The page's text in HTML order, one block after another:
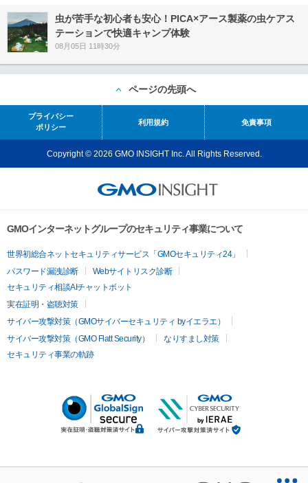
虫が苦手な初心者も安心！PICA×アース製薬の虫ケアス
テーションで快適キャンプ体験
08月05日 11時30分
ページの先頭へ
プライバシー
ポリシー
利用規約 免責事項
Copyright © 2026 GMO INSIGHT Inc. All Rights Reserved.
GMOインターネットグループのセキュリティ事業について
世界初総合ネットセキュリティサービス「GMOセキュリティ24」
パスワード漏洩診断
Webサイトリスク診断
セキュリティ相談AIチャットボット
実在証明・盗聴対策
サイバー攻撃対策（GMOサイバーセキュリティ byイエラエ）
サイバー攻撃対策（GMO Flatt Security）
なりすまし対策
セキュリティ事業の軌跡